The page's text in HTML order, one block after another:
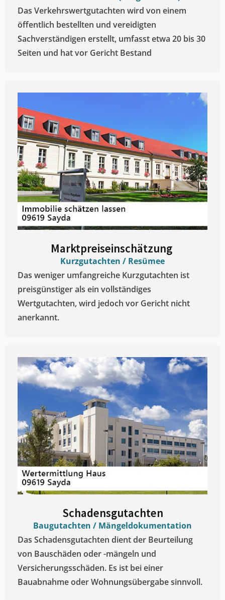
Das Verkehrswertgutachten wird von einem
öffentlich bestellten und vereidigten
Sachverständigen erstellt, umfasst etwa 20 bis 30
Seiten und hat vor Gericht Bestand
Marktpreiseinschätzung ​
Kurzgutachten / Resümee
Das weniger umfangreiche Kurzgutachten ist
preisgünstiger als ein vollständiges
Wertgutachten, wird jedoch vor Gericht nicht
anerkannt.
Schadensgutachten
Baugutachten / Mängeldokumentation
Das Schadensgutachten dient der Beurteilung
von Bauschäden oder -mängeln und
Versicherungsschäden. Es ist bei einer
Bauabnahme oder Wohnungsübergabe sinnvoll.